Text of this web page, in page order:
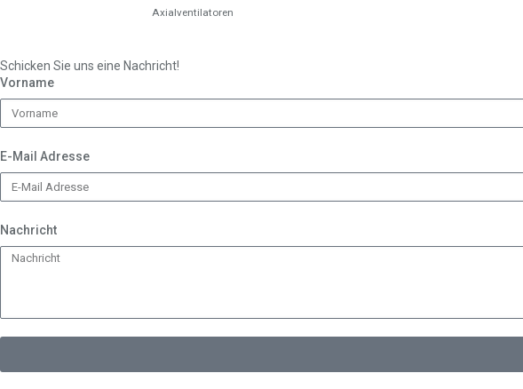
Axialventilatoren
Schicken Sie uns eine Nachricht!
Vorname
E-Mail Adresse
Nachricht